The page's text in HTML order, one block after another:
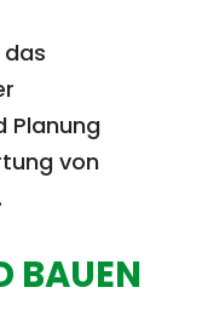
Planung
von
BAUEN